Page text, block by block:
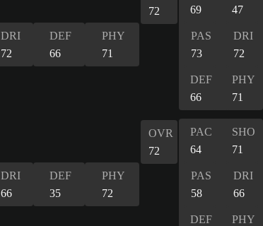
DRI
72
DEF
66
PHY
71
72
69
47
PAS
73
DRI
72
DEF
66
PHY
71
DRI
66
DEF
35
PHY
72
OVR
72
PAC
64
SHO
71
PAS
58
DRI
66
DEF
PHY